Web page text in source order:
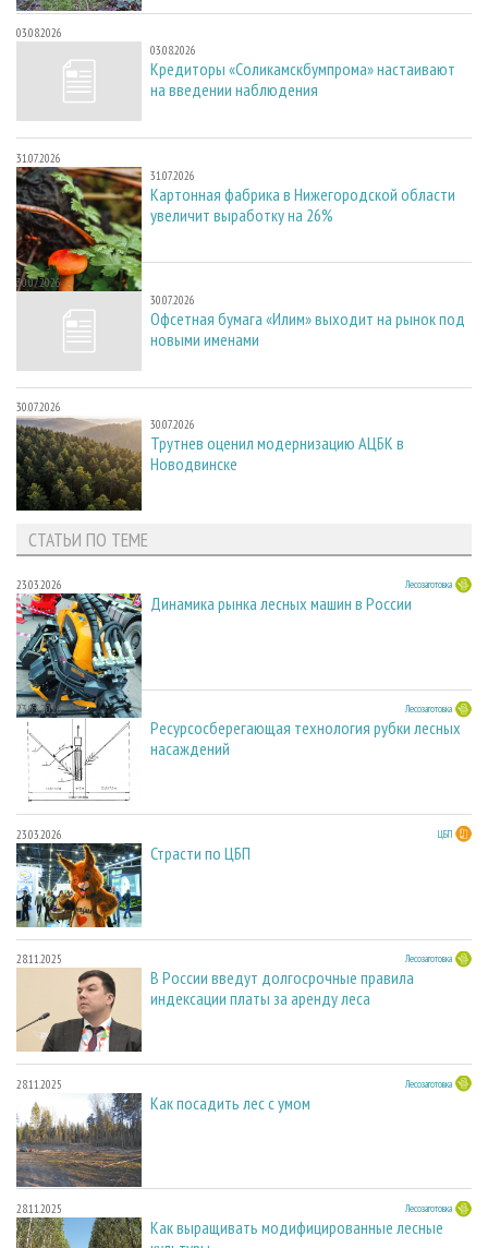
03.08.2026
03.08.2026
Кредиторы «Соликамскбумпрома» настаивают
на введении наблюдения
31.07.2026
31.07.2026
Картонная фабрика в Нижегородской области
увеличит выработку на 26%
30.07.2026
30.07.2026
Офсетная бумага «Илим» выходит на рынок под
новыми именами
30.07.2026
30.07.2026
Трутнев оценил модернизацию АЦБК в
Новодвинске
СТАТЬИ ПО ТЕМЕ
23.03.2026 Лесозаготовка
Динамика рынка лесных машин в России
23.03.2026 Лесозаготовка
Ресурсосберегающая технология рубки лесных
насаждений
23.03.2026 ЦБП
Страсти по ЦБП
28.11.2025 Лесозаготовка
В России введут долгосрочные правила
индексации платы за аренду леса
28.11.2025 Лесозаготовка
Как посадить лес с умом
28.11.2025 Лесозаготовка
Как выращивать модифицированные лесные